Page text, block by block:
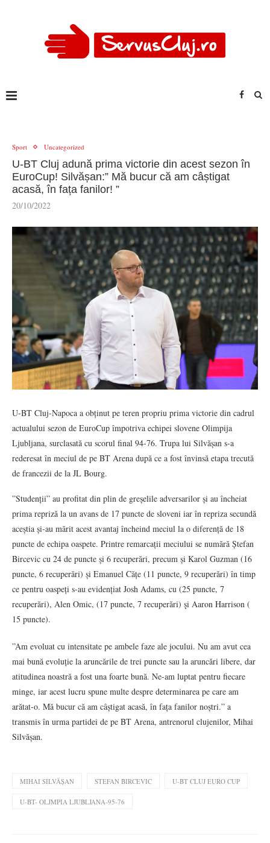
Sport Uncategorized
U-BT Cluj adună prima victorie din acest sezon în
EuroCup! Silvășan:” Mă bucur că am câștigat
acasă, în fața fanilor! ”
20/10/2022
U-BT Cluj-Napoca a obținut pe teren propriu prima victorie din cadrul
actualului sezon de EuroCup împotriva echipei slovene Olimpija
Ljubljana, surclasată cu scorul final 94-76. Trupa lui Silvășan s-a
rederesat în meciul de pe BT Arena după ce a fost învinsă etapa trecută
de francezii de la JL Bourg.
”Studenții” au profitat din plin de greșelile adversarilor și au încheiat
prima repriză la un avans de 17 puncte de sloveni iar în repriza secundă
aceștia și-au mărit acest avantaj încheind meciul la o diferență de 18
puncte de echipa oaspete. Printre remarcații meciului se numără Ștefan
Bircevic cu 24 de puncte și 6 recuperări, precum și Karol Guzman (16
puncte, 6 recuperări) și Emanuel Cățe (11 puncte, 9 recuperări) în timp
ce pentru oaspeți s-au evidențiat Josh Adams, cu (25 puncte, 7
recuperări), Alen Omic, (17 puncte, 7 recuperări) şi Aaron Harrison (
15 puncte).
”Am evoluat cu intensitate pe ambele faze ale jocului. Nu am avut cea
mai bună evoluție la aruncările de trei puncte sau la aruncări libere, dar
atitudinea noastră a fost una foarte bună. Ne-am luptat pentru fiecare
minge, iar acest lucru spune multe despre determinarea pe care am
arătat-o. Mă bucur că am câștigat acasă, în fața fanilor noștri.” a
transmis în urma partidei de pe BT Arena, antrenorul clujenilor, Mihai
Silvășan.
MIHAI SILVĂȘAN STEFAN BIRCEVIC U-BT CLUJ EURO CUP
U-BT- OLJMPIA LJUBLJANA-95-76